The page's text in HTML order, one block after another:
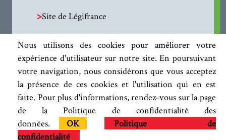
Nous utilisons des cookies pour améliorer votre
expérience d'utilisateur sur notre site. En poursuivant
votre navigation, nous considérons que vous acceptez
la présence de ces cookies et l'utilisation qui en est
faite. Pour plus d'informations, rendez-vous sur la page
de la Politique de confidentialité des
données.
OK
Politique de
confidentialité
>Site de Légifrance